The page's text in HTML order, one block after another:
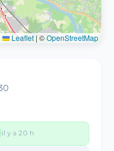
Leaflet | ©OpenStreetMap
il y a 20 h